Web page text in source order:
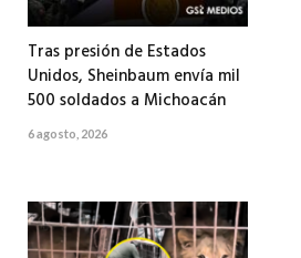
Tras presión de Estados
Unidos, Sheinbaum envía mil
500 soldados a Michoacán
6 agosto, 2026